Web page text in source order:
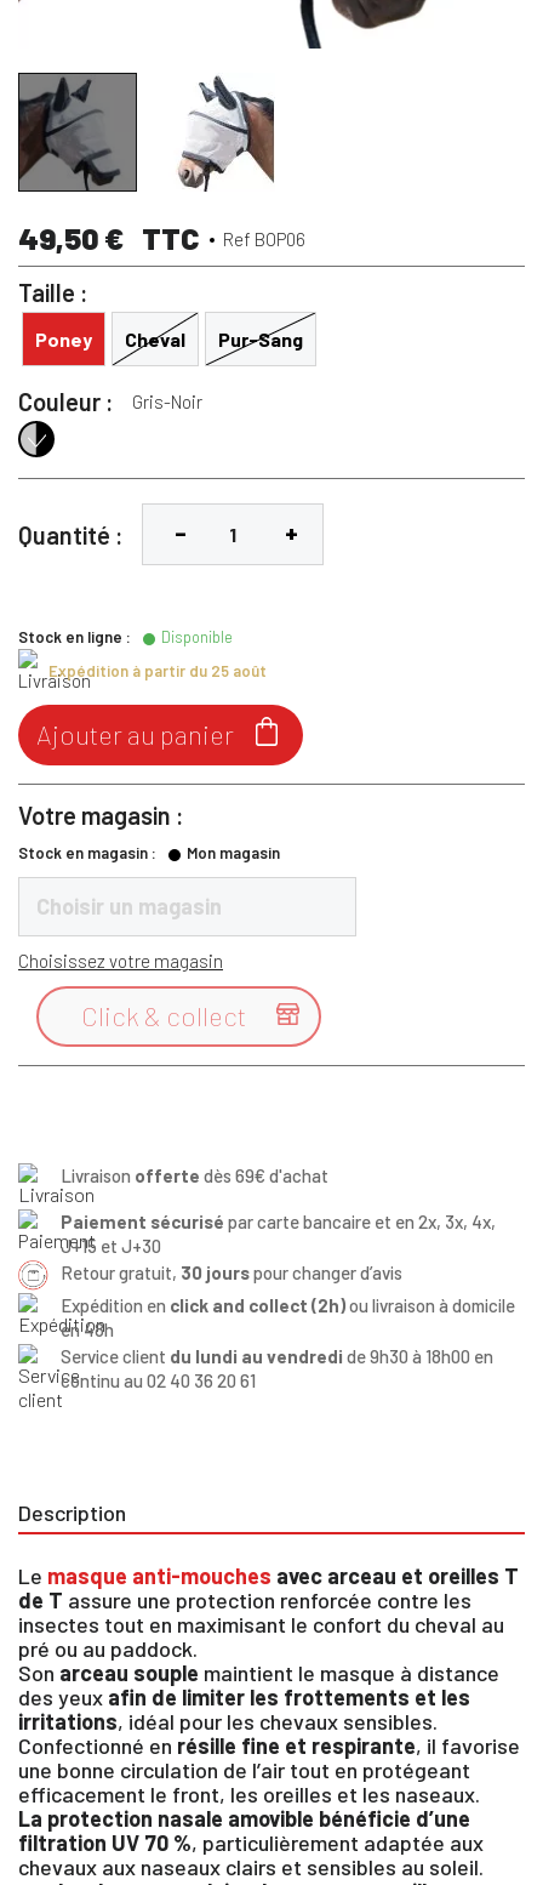
49,50 € TTC Ref BOP06
Taille :
Poney Cheval Pur-Sang
Couleur : Gris-Noir
Gris-Noir
Quantité :
Stock en ligne :
Disponible
Expédition à partir du 25 août

Ajouter au panier
Votre magasin :
Stock en magasin : Mon magasin
Choisir un magasin
Choisissez votre magasin

Click & collect
Livraison offerte dès 69€ d'achat
Paiement sécurisé par carte bancaire et en 2x, 3x, 4x,
J+15 et J+30
Retour gratuit, 30 jourspour changer d’avis
Expédition en click and collect (2h)ou livraison à domicile
en 48h
Service client du lundi au vendredi de 9h30 à 18h00 en
continu au 02 40 36 20 61
Description
Le masque anti-mouches avec arceau et oreilles T
de T assure une protection renforcée contre les
insectes tout en maximisant le confort du cheval au
pré ou au paddock.
Son arceau souple maintient le masque à distance
des yeux afin de limiter les frottements et les
irritations, idéal pour les chevaux sensibles.
Confectionné en résille fine et respirante, il favorise
une bonne circulation de l’air tout en protégeant
efficacement le front, les oreilles et les naseaux.
La protection nasale amovible bénéficie d’une
filtration UV 70 %, particulièrement adaptée aux
chevaux aux naseaux clairs et sensibles au soleil.